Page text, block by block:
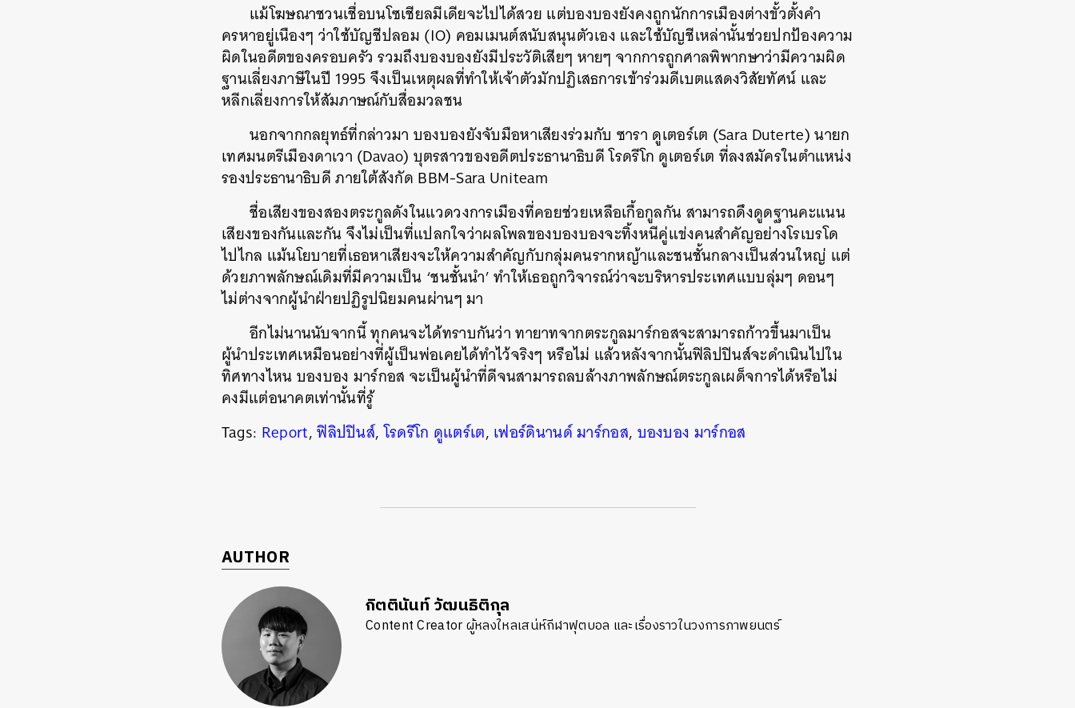
แม้โฆษณาชวนเชื่อบนโซเชียลมีเดียจะไปได้สวย แต่บองบองยังคงถูกนักการเมืองต่างขั้วตั้งคำ
ครหาอยู่เนืองๆ ว่าใช้บัญชีปลอม (IO) คอมเมนต์สนับสนุนตัวเอง และใช้บัญชีเหล่านั้นช่วยปกป้องความ
ผิดในอดีตของครอบครัว รวมถึงบองบองยังมีประวัติเสียๆ หายๆ จากการถูกศาลพิพากษาว่ามีความผิด
ฐานเลี่ยงภาษีในปี 1995 จึงเป็นเหตุผลที่ทำให้เจ้าตัวมักปฏิเสธการเข้าร่วมดีเบตแสดงวิสัยทัศน์ และ
หลีกเลี่ยงการให้สัมภาษณ์กับสื่อมวลชน
นอกจากกลยุทธ์ที่กล่าวมา บองบองยังจับมือหาเสียงร่วมกับ ซารา ดูเตอร์เต (Sara Duterte) นายก
เทศมนตรีเมืองดาเวา (Davao) บุตรสาวของอดีตประธานาธิบดี โรดรีโก ดูเตอร์เต ที่ลงสมัครในตำแหน่ง
รองประธานาธิบดี ภายใต้สังกัด BBM-Sara Uniteam
ชื่อเสียงของสองตระกูลดังในแวดวงการเมืองที่คอยช่วยเหลือเกื้อกูลกัน สามารถดึงดูดฐานคะแนน
เสียงของกันและกัน จึงไม่เป็นที่แปลกใจว่าผลโพลของบองบองจะทิ้งหนีคู่แข่งคนสำคัญอย่างโรเบรโด
ไปไกล แม้นโยบายที่เธอหาเสียงจะให้ความสำคัญกับกลุ่มคนรากหญ้าและชนชั้นกลางเป็นส่วนใหญ่ แต่
ด้วยภาพลักษณ์เดิมที่มีความเป็น ‘ชนชั้นนำ’ ทำให้เธอถูกวิจารณ์ว่าจะบริหารประเทศแบบลุ่มๆ ดอนๆ
ไม่ต่างจากผู้นำฝ่ายปฏิรูปนิยมคนผ่านๆ มา
อีกไม่นานนับจากนี้ ทุกคนจะได้ทราบกันว่า ทายาทจากตระกูลมาร์กอสจะสามารถก้าวขึ้นมาเป็น
ผู้นำประเทศเหมือนอย่างที่ผู้เป็นพ่อเคยได้ทำไว้จริงๆ หรือไม่ แล้วหลังจากนั้นฟิลิปปินส์จะดำเนินไปใน
ทิศทางไหน บองบอง มาร์กอส จะเป็นผู้นำที่ดีจนสามารถลบล้างภาพลักษณ์ตระกูลเผด็จการได้หรือไม่
คงมีแต่อนาคตเท่านั้นที่รู้
Tags: Report,ฟิลิปปินส์,โรดรีโก ดูแตร์เต, เฟอร์ดินานด์ มาร์กอส, บองบอง มาร์กอส
AUTHOR
กิตตินันท์ วัฒนธิติกุล
Content Creator ผู้หลงใหลเสน่ห์กีฬาฟุตบอล และเรื่องราวในวงการภาพยนตร์